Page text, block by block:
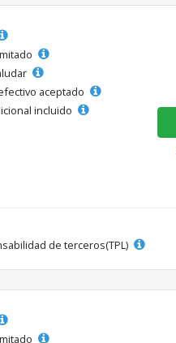
aceptado
incluido
de terceros(TPL)